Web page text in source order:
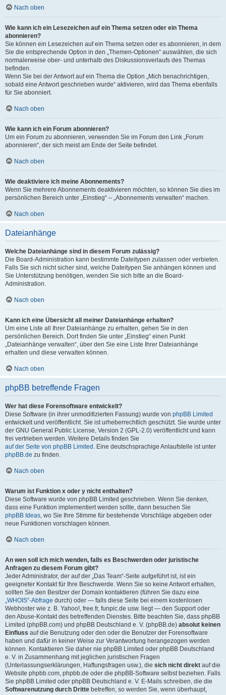
Nach oben
Wie kann ich ein Lesezeichen auf ein Thema setzen oder ein Thema
abonnieren?
Sie können ein Lesezeichen auf ein Thema setzen oder es abonnieren, in dem
Sie die entsprechende Option in den „Themen-Optionen“ auswählen, die sich
normalerweise ober- und unterhalb des Diskussionsverlaufs des Themas
befinden.
Wenn Sie bei der Antwort auf ein Thema die Option „Mich benachrichtigen,
sobald eine Antwort geschrieben wurde“ aktivieren, wird das Thema ebenfalls
für Sie abonniert.
Nach oben
Wie kann ich ein Forum abonnieren?
Um ein Forum zu abonnieren, verwenden Sie im Forum den Link „Forum
abonnieren“, der sich meist am Ende der Seite befindet.
Nach oben
Wie deaktiviere ich meine Abonnements?
Wenn Sie mehrere Abonnements deaktivieren möchten, so können Sie dies im
persönlichen Bereich unter „Einstieg“ – „Abonnements verwalten“ machen.
Nach oben
Dateianhänge
Welche Dateianhänge sind in diesem Forum zulässig?
Die Board-Administration kann bestimmte Dateitypen zulassen oder verbieten.
Falls Sie sich nicht sicher sind, welche Dateitypen Sie anhängen können und
Sie Unterstützung benötigen, wenden Sie sich bitte an die Board-
Administration.
Nach oben
Kann ich eine Übersicht all meiner Dateianhänge erhalten?
Um eine Liste all Ihrer Dateianhänge zu erhalten, gehen Sie in den
persönlichen Bereich. Dort finden Sie unter „Einstieg“ einen Punkt
„Dateianhänge verwalten“, über den Sie eine Liste Ihrer Dateianhänge
erhalten und diese verwalten können.
Nach oben
phpBB betreffende Fragen
Wer hat diese Forensoftware entwickelt?
Diese Software (in ihrer unmodifizierten Fassung) wurde von phpBB Limited
entwickelt und veröffentlicht. Sie ist urheberrechtlich geschützt. Sie wurde unter
der GNU General Public License, Version 2 (GPL-2.0) veröffentlicht und kann
frei vertrieben werden. Weitere Details finden Sie
auf der Seite von phpBB Limited . Eine deutschsprachige Anlaufstelle ist unter
phpBB.de zu finden.
Nach oben
Warum ist Funktion x oder y nicht enthalten?
Diese Software wurde von phpBB Limited geschrieben. Wenn Sie denken,
dass eine Funktion implementiert werden sollte, dann besuchen Sie
phpBB Ideas, wo Sie Ihre Stimme für bestehende Vorschläge abgeben oder
neue Funktionen vorschlagen können.
Nach oben
An wen soll ich mich wenden, falls es Beschwerden oder juristische
Anfragen zu diesem Forum gibt?
Jeder Administrator, der auf der „Das Team“-Seite aufgeführt ist, ist ein
geeigneter Kontakt für Ihre Beschwerde. Wenn Sie so keine Antwort erhalten,
sollten Sie den Besitzer der Domain kontaktieren (führen Sie dazu eine
„WHOIS“-Abfrage durch) oder — falls diese Seite bei einem kostenlosen
Webhoster wie z. B. Yahoo!, free.fr, funpic.de usw. liegt — den Support oder
den Abuse-Kontakt des betreffenden Dienstes. Bitte beachten Sie, dass phpBB
Limited (phpBB.com) und phpBB Deutschland e. V. (phpBB.de) absolut keinen
Einfluss auf die Benutzung oder den oder die Benutzer der Forensoftware
haben und dafür in keiner Weise zur Verantwortung herangezogen werden
können. Kontaktieren Sie daher nie phpBB Limited oder phpBB Deutschland
e. V. in Zusammenhang mit jeglichen juristischen Fragen
(Unterlassungserklärungen, Haftungsfragen usw.), die sich nicht direkt auf die
Website phpbb.com, phpbb.de oder die phpBB-Software selbst beziehen. Falls
Sie phpBB Limited oder phpBB Deutschland e. V. E-Mails schreiben, die die
Softwarenutzung durch Dritte betreffen, so werden Sie, wenn überhaupt,